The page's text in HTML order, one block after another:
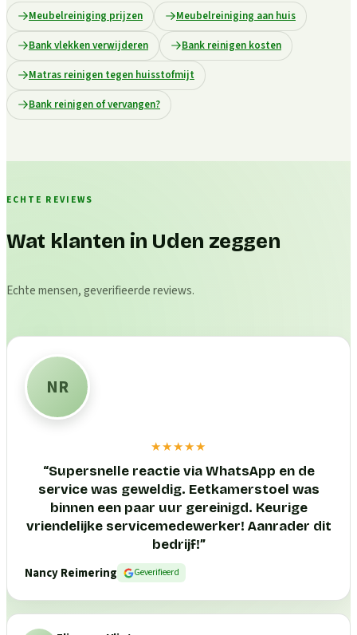
Meubelreiniging prijzen Meubelreiniging aan huis
Bank vlekken verwijderen Bank reinigen kosten
Matras reinigen tegen huisstofmijt
Bank reinigen of vervangen?
ECHTE REVIEWS
Wat klanten in Uden zeggen
Echte mensen, geverifieerde reviews.
NR
★★★★★
“Supersnelle reactie via WhatsApp en de
service was geweldig. Eetkamerstoel was
binnen een paar uur gereinigd. Keurige
vriendelijke servicemedewerker! Aanrader dit
bedrijf!”
Nancy Reimering
Geverifieerd